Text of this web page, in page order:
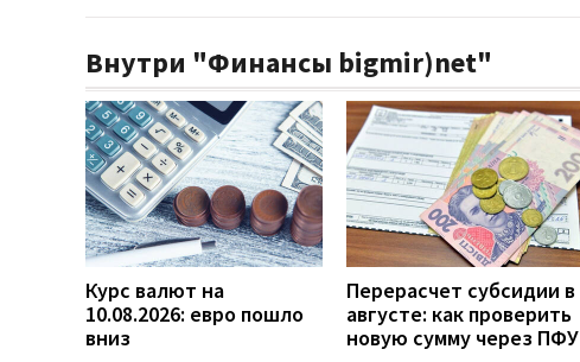
Внутри "Финансы bigmir)net"
Курс валют на
10.08.2026: евро пошло
вниз
Перерасчет субсидии в
августе: как проверить
новую сумму через ПФУ